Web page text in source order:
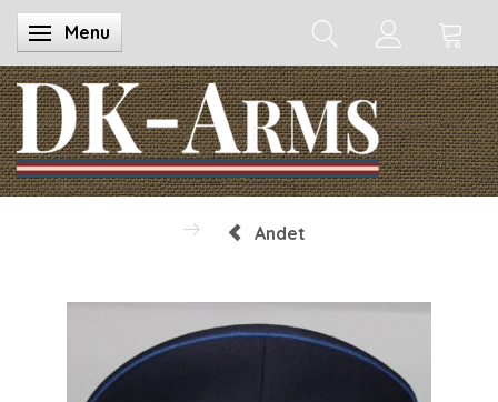
Skifte navigation
Menu
Andet